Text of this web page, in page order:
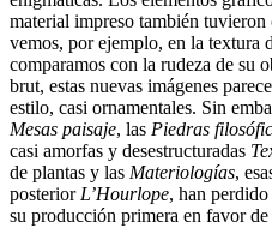
material impreso también
vemos, por ejemplo, en la textura
comparamos con la rudeza de su
brut, estas nuevas imágenes
estilo, casi ornamentales. Sin
Mesas paisaje, las Piedras
casi amorfas y desestructuradas
de plantas y las Materiologías,
posterior L’Hourlope, han
su producción primera en favor